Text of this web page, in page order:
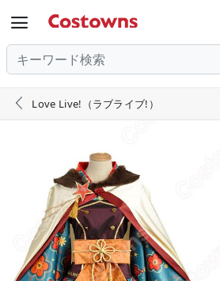

 Love Live!（ラブライブ!）